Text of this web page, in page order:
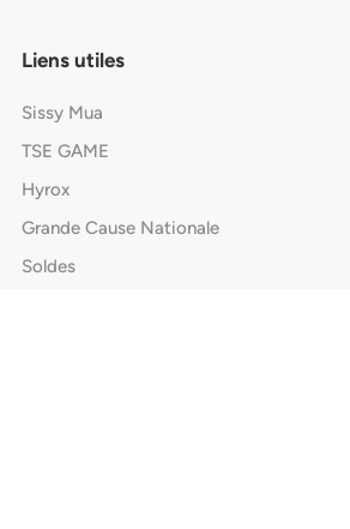
Liens utiles
Sissy Mua
TSE GAME
Hyrox
Grande Cause Nationale
Soldes